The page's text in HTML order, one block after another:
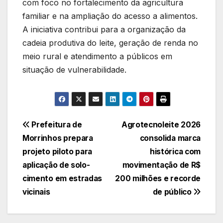
com foco no fortalecimento da agricultura
familiar e na ampliação do acesso a alimentos.
A iniciativa contribui para a organização da
cadeia produtiva do leite, geração de renda no
meio rural e atendimento a públicos em
situação de vulnerabilidade.
Navegação
de
Post
Agrotecnoleite 2026
consolida marca
histórica com
movimentação de R$
200 milhões e recorde
de público
Prefeitura de
Morrinhos prepara
projeto piloto para
aplicação de solo-
cimento em estradas
vicinais